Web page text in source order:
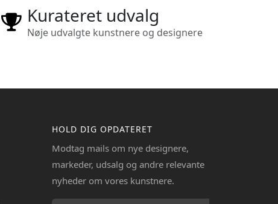
Kurateret udvalg
Nøje udvalgte kunstnere og designere
HOLD DIG OPDATERET
Modtag mails om nye designere,
markeder, udsalg og andre relevante
nyheder om vores kunstnere.